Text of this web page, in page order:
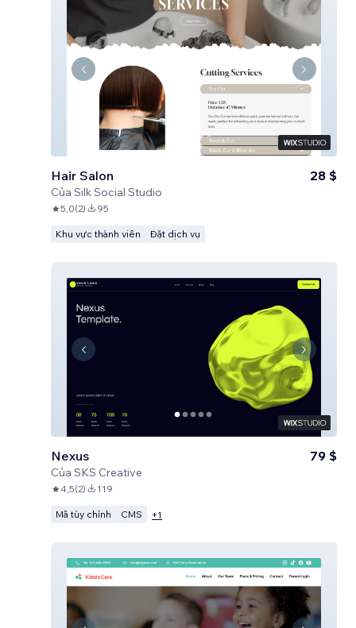
Hair Salon
Của Silk Social Studio
28 $
5,0(2) 95
Khu vực thành viên Đặt dịch vụ
Nexus
Của SKS Creative
79 $
4,5(2) 119
Mã tùy chỉnh CMS +1